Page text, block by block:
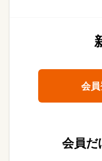
会
会員だ